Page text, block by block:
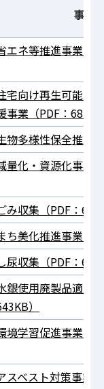
事務
エネ等推進事業（
宅向け再生可能エ
事業（PDF：
物多様性保全推進
量化・資源化事業
み収集（PDF：
ち美化推進事業（
尿収集（PDF：
銀使用廃製品適正
）
境学習促進事業（
スベスト対策事業